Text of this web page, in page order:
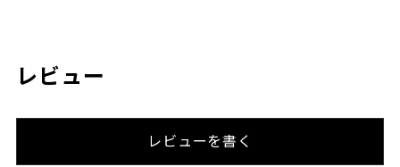
レビュー
レビューを書く